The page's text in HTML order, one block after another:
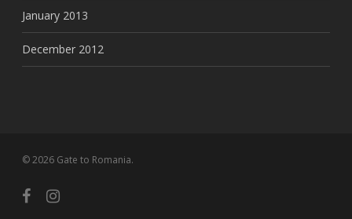
January 2013
December 2012
© 2026 Gate to Romania.